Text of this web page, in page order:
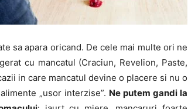
sa apara oricand. De cele mai multe ori ne
cu mancatul (Craciun, Revelion, Paste,
in care mancatul devine o placere si nu o
„usor interzise”. Ne putem gandi la